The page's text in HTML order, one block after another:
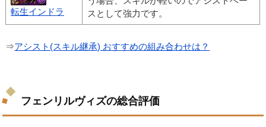
転生インドラ
スとして強力です。
⇒アシスト(スキル継承) おすすめの組み合わせは？
フェンリルヴィズの総合評価